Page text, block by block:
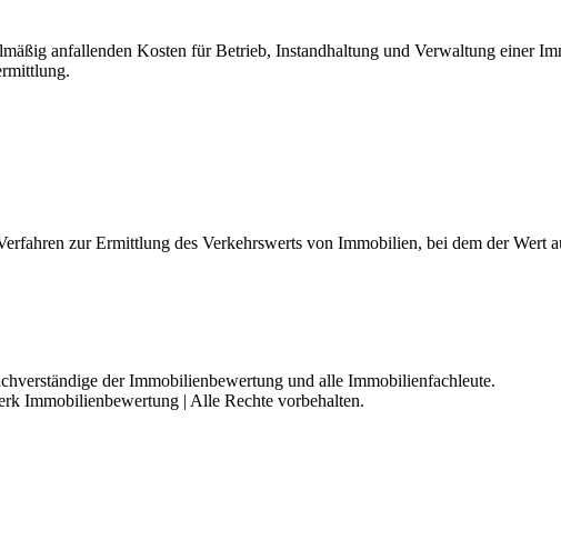
anfallenden Kosten für Betrieb, Instandhaltung und Verwaltung einer
zur Ermittlung des Verkehrswerts von Immobilien, bei dem der Wert
der Immobilienbewertung und alle Immobilienfachleute.
Immobilienbewertung | Alle Rechte vorbehalten.